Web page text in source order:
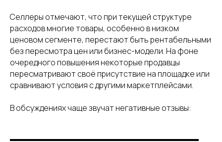
Селлеры отмечают, что при текущей структуре
расходов многие товары, особенно в низком
ценовом сегменте, перестают быть рентабельными
без пересмотра цен или бизнес-модели. На фоне
очередного повышения некоторые продавцы
пересматривают своё присутствие на площадке или
сравнивают условия с другими маркетплейсами.
В обсуждениях чаще звучат негативные отзывы: